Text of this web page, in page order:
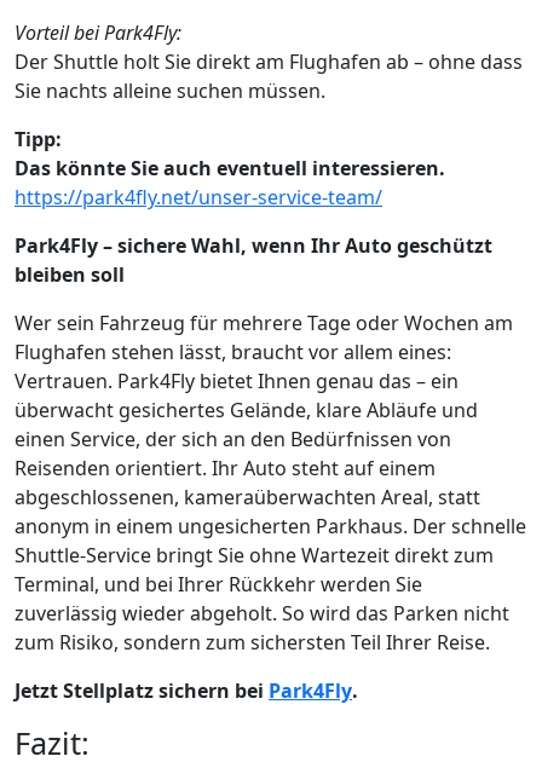
Vorteil bei Park4Fly:
Der Shuttle holt Sie direkt am Flughafen ab – ohne dass
Sie nachts alleine suchen müssen.
Tipp:
Das könnte Sie auch eventuell interessieren.
https://park4fly.net/unser-service-team/
Park4Fly – sichere Wahl, wenn Ihr Auto geschützt
bleiben soll
Wer sein Fahrzeug für mehrere Tage oder Wochen am
Flughafen stehen lässt, braucht vor allem eines:
Vertrauen. Park4Fly bietet Ihnen genau das – ein
überwacht gesichertes Gelände, klare Abläufe und
einen Service, der sich an den Bedürfnissen von
Reisenden orientiert. Ihr Auto steht auf einem
abgeschlossenen, kameraüberwachten Areal, statt
anonym in einem ungesicherten Parkhaus. Der schnelle
Shuttle-Service bringt Sie ohne Wartezeit direkt zum
Terminal, und bei Ihrer Rückkehr werden Sie
zuverlässig wieder abgeholt. So wird das Parken nicht
zum Risiko, sondern zum sichersten Teil Ihrer Reise.
Jetzt Stellplatz sichern bei Park4Fly.
Fazit: